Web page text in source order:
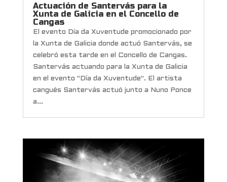
Actuación de Santervás para la
Xunta de Galicia en el Concello de
Cangas
El evento Día da Xuventude promocionado por
la Xunta de Galicia donde actuó Santervás, se
celebró esta tarde en el Concello de Cangas.
Santervás actuando para la Xunta de Galicia
en el evento "Día da Xuventude". El artista
cangués Santervás actuó junto a Nuno Ponce
a...